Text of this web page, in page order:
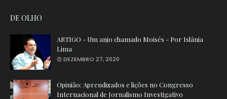
DE OLHO
ARTIGO - Um anjo chamado Moisés - Por Islânia
Lima
DEZEMBRO 27, 2020
Opinião: Aprendizados e lições no Congresso
Internacional de Jornalismo Investigativo